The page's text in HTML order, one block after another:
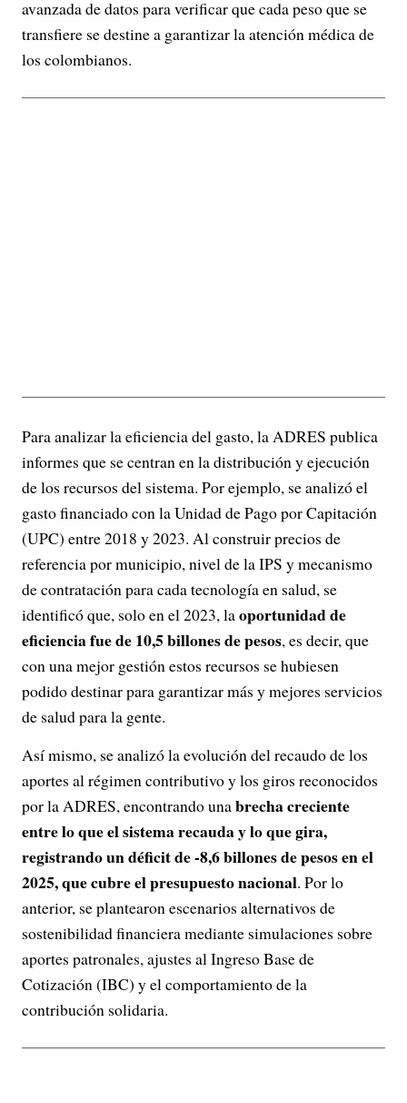
avanzada de datos para verificar que cada peso que se
transfiere se destine a garantizar la atención médica de
los colombianos.
Para analizar la eficiencia del gasto, la ADRES publica
informes que se centran en la distribución y ejecución
de los recursos del sistema. Por ejemplo, se analizó el
gasto financiado con la Unidad de Pago por Capitación
(UPC) entre 2018 y 2023. Al construir precios de
referencia por municipio, nivel de la IPS y mecanismo
de contratación para cada tecnología en salud, se
identificó que, solo en el 2023, laoportunidad de
eficiencia fue de 10,5 billones de pesos, es decir, que
con una mejor gestión estos recursos se hubiesen
podido destinar para garantizar más y mejores servicios
de salud para la gente.
Así mismo, se analizó la evolución del recaudo de los
aportes al régimen contributivo y los giros reconocidos
por la ADRES, encontrando unabrecha creciente
entre lo que el sistema recauda y lo que gira,
registrando un déficit de -8,6 billones de pesos en el
2025, que cubre el presupuesto nacional. Por lo
anterior, se plantearon escenarios alternativos de
sostenibilidad financiera mediante simulaciones sobre
aportes patronales, ajustes al Ingreso Base de
Cotización (IBC) y el comportamiento de la
contribución solidaria.